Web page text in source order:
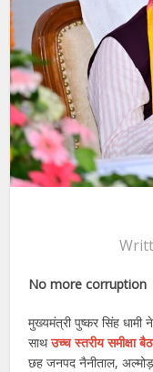
No more corruption
मुख्यमंत्री पुष्कर सिंह
साथउच्च स्तरीय समीक्षा
छह जनपद नैनीताल,